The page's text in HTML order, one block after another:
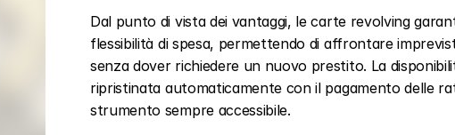
Dal punto di vista dei vantaggi, le carte revolving
flessibilità di spesa, permettendo di affrontare
senza dover richiedere un nuovo prestito. La
ripristinata automaticamente con il pagamento delle
strumento sempre accessibile.